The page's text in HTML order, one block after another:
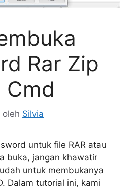
Rar Zip
Cmd
oleh Silvia
untuk file RAR atau
buka, jangan khawatir
untuk membukanya
Dalam tutorial ini, kami